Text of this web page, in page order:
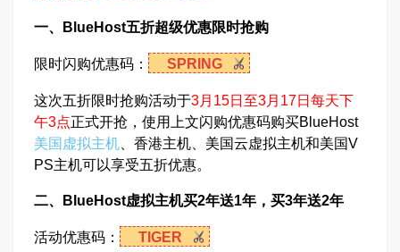
一、BlueHost五折超级优惠限时抢购
限时闪购优惠码： SPRING
这次五折限时抢购活动于3月15日至3月17日每天下
午3点正式开抢，使用上文闪购优惠码购买BlueHost
美国虚拟主机 、香港主机、美国云虚拟主机和美国V
PS主机可以享受五折优惠。
二、BlueHost虚拟主机买2年送1年，买3年送2年
活动优惠码： TIGER